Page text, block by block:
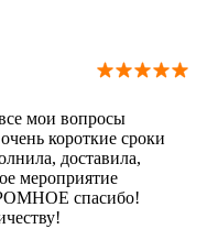
мои вопросы
короткие сроки
доставила,
мероприятие
спасибо!